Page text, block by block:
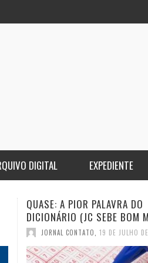
DIGITAL EXPEDIENTE
A DEMOCRACIA
GASPARI)
JORNAL CONTATO 12 DE JULHO